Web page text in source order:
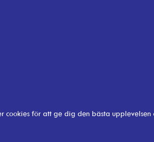
cookies för att ge dig den bästa